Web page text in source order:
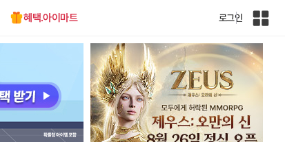
혜택.아이마트 로그인
인
체
사